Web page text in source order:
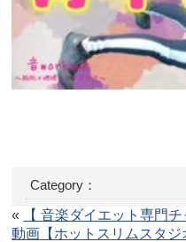
Category：
«
【 音楽ダイエット専門
動画【ホットスリムスタジ